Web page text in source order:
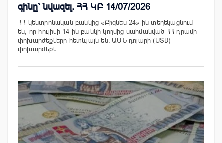
գինը՝ նվազել. ՀՀ ԿԲ 14/07/2026
ՀՀ կենտրոնական բանկից «Բիզնես 24»-ին տեղեկացնում
են, որ հուլիսի 14-ին բանկի կողմից սահմանված ՀՀ դրամի
փոխարժեքները հետևյալն են. ԱՄՆ դոլարի (USD)
փոխարժեքն…